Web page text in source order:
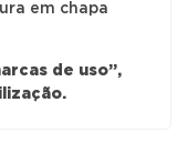
em chapa
de uso”,